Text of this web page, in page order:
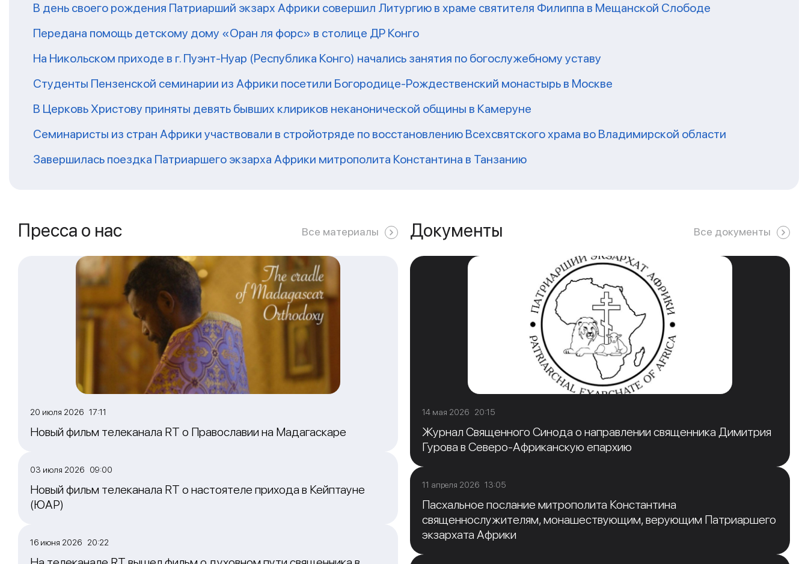
В день своего рождения Патриарший экзарх Африки совершил Литургию в храме святителя Филиппа в Мещанской Слободе
Передана помощь детскому дому «Оран ля форс» в столице ДР Конго
На Никольском приходе в г. Пуэнт-Нуар (Республика Конго) начались занятия по богослужебному уставу
Студенты Пензенской семинарии из Африки посетили Богородице-Рождественский монастырь в Москве
В Церковь Христову приняты девять бывших клириков неканонической общины в Камеруне
Семинаристы из стран Африки участвовали в стройотряде по восстановлению Всехсвятского храма во Владимирской области
Завершилась поездка Патриаршего экзарха Африки митрополита Константина в Танзанию
Пресса о нас Все материалы
20 июля 2026 17:11
Новый фильм телеканала RT о Православии на Мадагаскаре
03 июля 2026 09:00
Новый фильм телеканала RT о настоятеле прихода в Кейптауне
(ЮАР)
16 июня 2026 20:22
Документы Все документы
14 мая 2026 20:15
Журнал Священного Синода о направлении священника Димитрия
Гурова в Северо-Африканскую епархию
11 апреля 2026 13:05
Пасхальное послание митрополита Константина
священнослужителям, монашествующим, верующим Патриаршего
экзархата Африки